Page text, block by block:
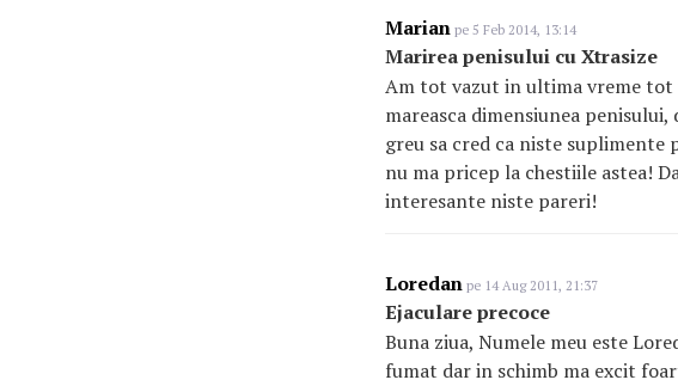
Marian pe 5 Feb 2014, 13:14
Marirea penisului cu Xtrasize
Am tot vazut in ultima vreme tot
mareasca dimensiunea
greu sa cred ca niste suplimente
nu ma pricep la chestiile astea!
interesante niste pareri!
Loredan pe 14 Aug 2011, 21:37
Ejaculare precoce
Buna ziua, Numele meu este
fumat dar in schimb ma excit